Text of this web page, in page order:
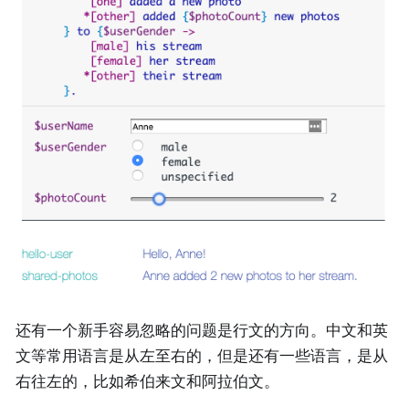
还有一个新手容易忽略的问题是行文的方向。中文和英
文等常用语言是从左至右的，但是还有一些语言，是从
右往左的，比如希伯来文和阿拉伯文。